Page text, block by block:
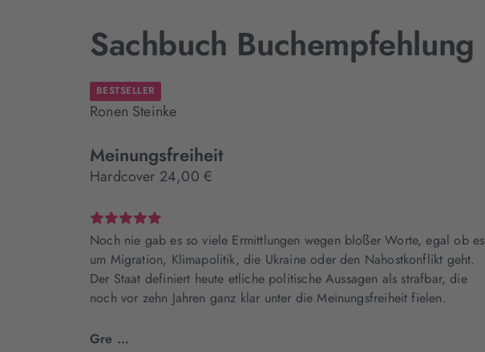
Sachbuch Buchempfehlung
BESTSELLER
Ronen Steinke
Meinungsfreiheit
Hardcover 24,00 €
Noch nie gab es so viele Ermittlungen wegen bloßer Worte, egal ob es
um Migration, Klimapolitik, die Ukraine oder den Nahostkonflikt geht.
Der Staat definiert heute etliche politische Aussagen als strafbar, die
noch vor zehn Jahren ganz klar unter die Meinungsfreiheit fielen.
Gre …